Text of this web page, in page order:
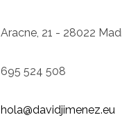
Aracne, 21 - 28022
695 524 508
hola@davidjimenez.eu